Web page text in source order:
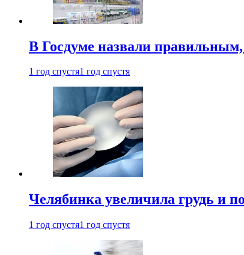
В Госдуме назвали
1 год спустя1 год спустя
Челябинка увеличила грудь и
1 год спустя1 год спустя